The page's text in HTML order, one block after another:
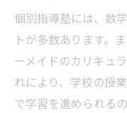
個別指導塾には、数
トが多数あります。
ーメイドのカリキュ
れにより、学校の授
で学習を進められる